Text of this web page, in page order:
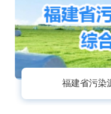
福建省污染